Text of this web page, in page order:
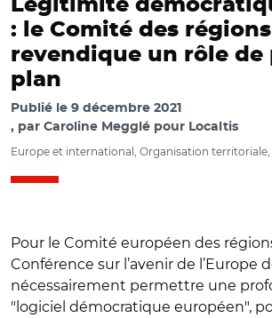
Légitimité
: le Comité des régions
revendique un rôle de
plan
Publié le 9 décembre 2021
par Caroline Megglé pour Localtis
Europe et international, Organisation
Pour le Comité européen des
Conférence sur l’avenir de l’Europe
nécessairement permettre une
"logiciel démocratique européen",